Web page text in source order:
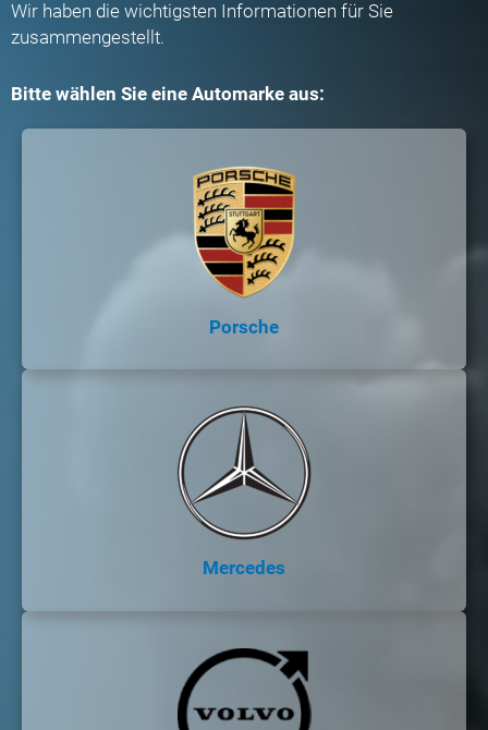
Wir haben die wichtigsten Informationen für Sie
zusammengestellt.
Bitte wählen Sie eine Automarke aus:
Porsche
Mercedes